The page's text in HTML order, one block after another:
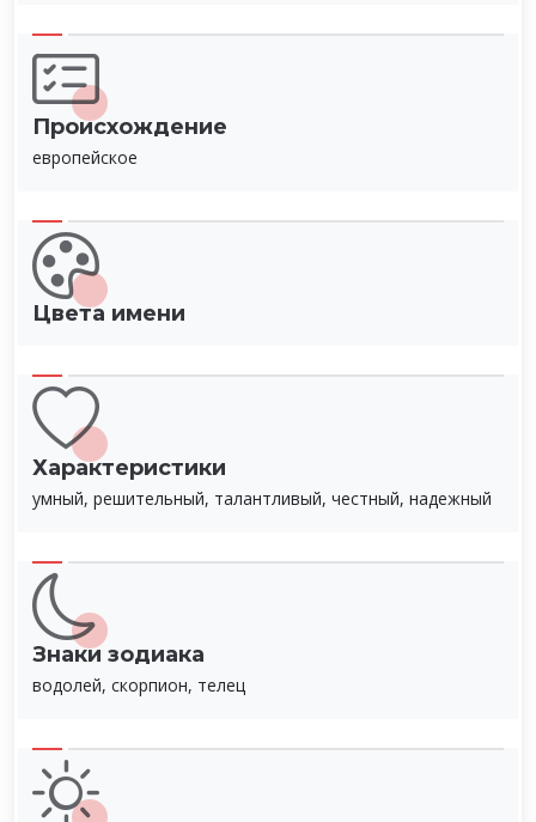
Происхождение
европейское
Цвета имени
Характеристики
умный, решительный, талантливый, честный, надежный
Знаки зодиака
водолей, скорпион, телец